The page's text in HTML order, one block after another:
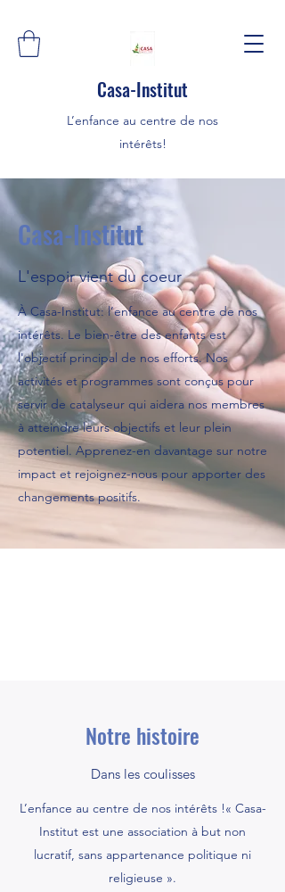
Casa-Institut
L’enfance au centre de nos
intérêts!
Notre histoire
Dans les coulisses
L’enfance au centre de nos intérêts !« Casa-
Institut est une association à but non
lucratif, sans appartenance politique ni
religieuse ».
Casa-Institut
L'espoir vient du coeur
À Casa-Institut: l’enfance au centre de nos
intérêts. Le bien-être des enfants est
l'objectif principal de nos efforts. Nos
activités et programmes sont conçus pour
servir de catalyseur qui aidera nos membres
à atteindre leurs objectifs et leur plein
potentiel. Apprenez-en davantage sur notre
impact et rejoignez-nous pour apporter des
changements positifs.